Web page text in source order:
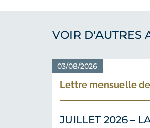
VOIR D'AUTRES
03/08/2026
Lettre mensuelle
JUILLET 2026 –